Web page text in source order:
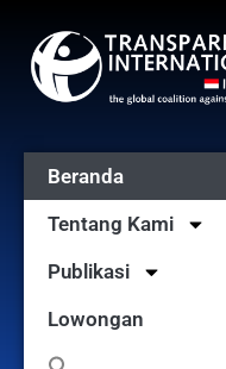
Beranda
Tentang Kami
Publikasi
Lowongan